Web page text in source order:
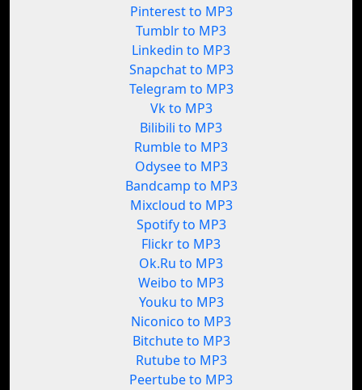
Pinterest to MP3
Tumblr to MP3
Linkedin to MP3
Snapchat to MP3
Telegram to MP3
Vk to MP3
Bilibili to MP3
Rumble to MP3
Odysee to MP3
Bandcamp to MP3
Mixcloud to MP3
Spotify to MP3
Flickr to MP3
Ok.Ru to MP3
Weibo to MP3
Youku to MP3
Niconico to MP3
Bitchute to MP3
Rutube to MP3
Peertube to MP3